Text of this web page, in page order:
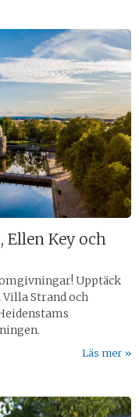
Ellen Key och
Upptäck
Strand och
Läs mer